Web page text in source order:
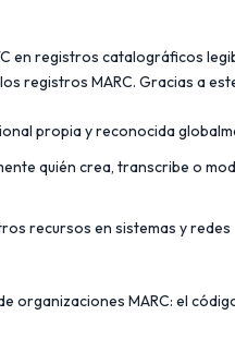
en registros catalográficos
registros MARC. Gracias a
propia y reconocida
quién crea, transcribe o
recursos en sistemas y redes
organizaciones MARC: el